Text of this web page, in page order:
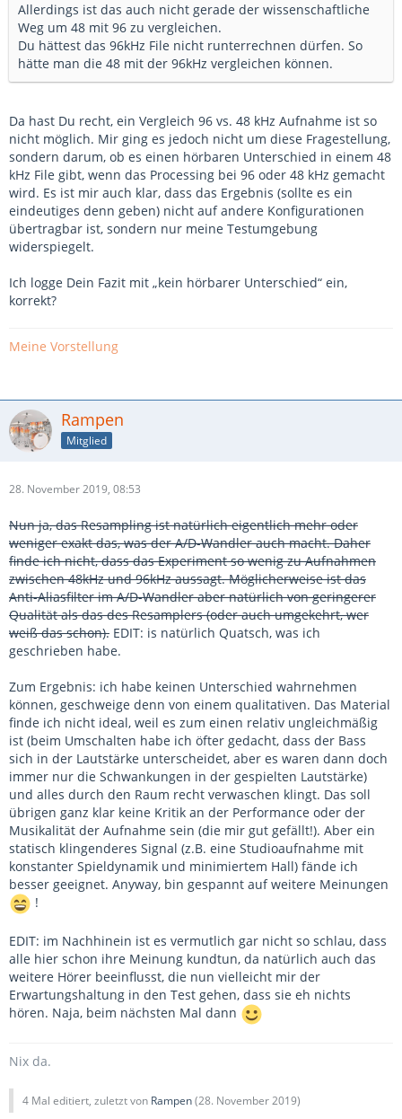
Allerdings ist das auch nicht gerade der wissenschaftliche
Weg um 48 mit 96 zu vergleichen.
Du hättest das 96kHz File nicht runterrechnen dürfen. So
hätte man die 48 mit der 96kHz vergleichen können.
Da hast Du recht, ein Vergleich 96 vs. 48 kHz Aufnahme ist so
nicht möglich. Mir ging es jedoch nicht um diese Fragestellung,
sondern darum, ob es einen hörbaren Unterschied in einem 48
kHz File gibt, wenn das Processing bei 96 oder 48 kHz gemacht
wird. Es ist mir auch klar, dass das Ergebnis (sollte es ein
eindeutiges denn geben) nicht auf andere Konfigurationen
übertragbar ist, sondern nur meine Testumgebung
widerspiegelt.
Ich logge Dein Fazit mit „kein hörbarer Unterschied“ ein,
korrekt?
Meine Vorstellung
Rampen
Mitglied
28. November 2019, 08:53
Nun ja, das Resampling ist natürlich eigentlich mehr oder
weniger exakt das, was der A/D-Wandler auch macht. Daher
finde ich nicht, dass das Experiment so wenig zu Aufnahmen
zwischen 48kHz und 96kHz aussagt. Möglicherweise ist das
Anti-Aliasfilter im A/D-Wandler aber natürlich von geringerer
Qualität als das des Resamplers (oder auch umgekehrt, wer
weiß das schon). EDIT: is natürlich Quatsch, was ich
geschrieben habe.
Zum Ergebnis: ich habe keinen Unterschied wahrnehmen
können, geschweige denn von einem qualitativen. Das Material
finde ich nicht ideal, weil es zum einen relativ ungleichmäßig
ist (beim Umschalten habe ich öfter gedacht, dass der Bass
sich in der Lautstärke unterscheidet, aber es waren dann doch
immer nur die Schwankungen in der gespielten Lautstärke)
und alles durch den Raum recht verwaschen klingt. Das soll
übrigen ganz klar keine Kritik an der Performance oder der
Musikalität der Aufnahme sein (die mir gut gefällt!). Aber ein
statisch klingenderes Signal (z.B. eine Studioaufnahme mit
konstanter Spieldynamik und minimiertem Hall) fände ich
besser geeignet. Anyway, bin gespannt auf weitere Meinungen
!
EDIT: im Nachhinein ist es vermutlich gar nicht so schlau, dass
alle hier schon ihre Meinung kundtun, da natürlich auch das
weitere Hörer beeinflusst, die nun vielleicht mir der
Erwartungshaltung in den Test gehen, dass sie eh nichts
hören. Naja, beim nächsten Mal dann
Nix da.
4 Mal editiert, zuletzt von Rampen(28. November 2019)